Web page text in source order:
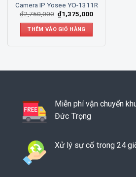
Camera IP Yosee YO-1311R
₫2,750,000 ₫1,375,000
THÊM VÀO GIỎ HÀNG
Miễn phí vận chuyển
Đức Trọng
Xử lý sự cố trong 24